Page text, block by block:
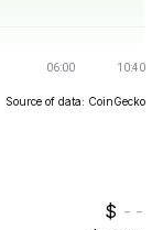
Source of data: CoinGecko
--